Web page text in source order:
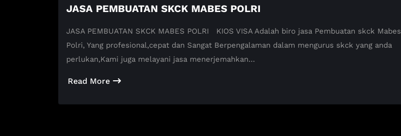
JASA PEMBUATAN SKCK MABES POLRI
JASA PEMBUATAN SKCK MABES POLRI KIOS VISA Adalah biro jasa Pembuatan skck Mabes
Polri, Yang profesional,cepat dan Sangat Berpengalaman dalam mengurus skck yang anda
perlukan,Kami juga melayani jasa menerjemahkan…
Read More